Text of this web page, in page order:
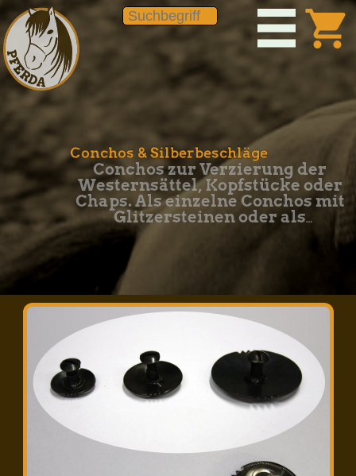
shopping_cart
Conchos & Silberbeschläge
Conchos zur Verzierung der
Westernsättel, Kopfstücke oder
Chaps. Als einzelne Conchos mit
Glitzersteinen oder als
komplette Conchosets für den
Mit etwas Geschick können die
meisten Conchos selbst an den
Lederartikeln oder
Westernsätteln festgeschraubt